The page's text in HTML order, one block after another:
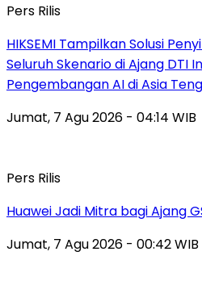
Pers Rilis
HIKSEMI Tampilkan Solusi
Seluruh Skenario di Ajang DTI
Pengembangan AI di Asia
Jumat, 7 Agu 2026 - 04:14 WIB
Pers Rilis
Huawei Jadi Mitra bagi Ajang
Jumat, 7 Agu 2026 - 00:42 WIB